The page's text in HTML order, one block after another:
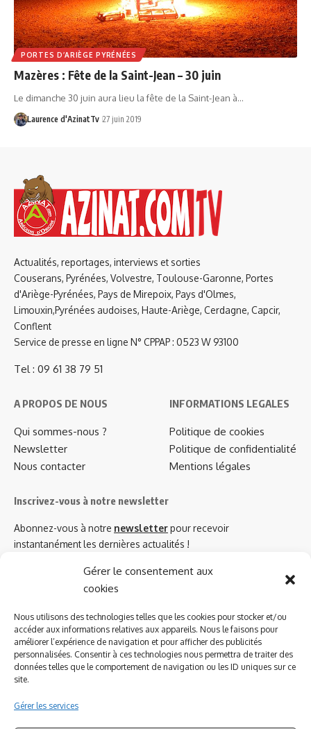
Gérer le consentement aux
cookies
Nous utilisons des technologies telles que les cookies pour stocker et/ou
accéder aux informations relatives aux appareils. Nous le faisons pour
améliorer l’expérience de navigation et pour afficher des publicités
personnalisées. Consentir à ces technologies nous permettra de traiter des
données telles que le comportement de navigation ou les ID uniques sur ce
site.
Gérer les services
PORTES D’ARIÈGE PYRÉNÉES
Mazères : Fête de la Saint-Jean – 30 juin
Le dimanche 30 juin aura lieu la fête de la Saint-Jean à…
Laurence d'AzinatTv 27 juin 2019
Actualités, reportages, interviews et sorties
Couserans, Pyrénées, Volvestre, Toulouse-Garonne, Portes
d'Ariège-Pyrénées, Pays de Mirepoix, Pays d'Olmes,
Limouxin,Pyrénées audoises, Haute-Ariège, Cerdagne, Capcir,
Conflent
Service de presse en ligne N° CPPAP : 0523 W 93100
Tel : 09 61 38 79 51
A PROPOS DE NOUS
Qui sommes-nous ?
Newsletter
Nous contacter
INFORMATIONS LEGALES
Politique de cookies
Politique de confidentialité
Mentions légales
Inscrivez-vous à notre newsletter
Abonnez-vous à notre newsletterpour recevoir
instantanément les dernières actualités !
Azinat.com TV soutient